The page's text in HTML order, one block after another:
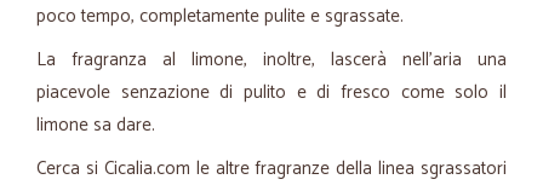
poco tempo, completamente pulite e sgrassate.
La fragranza al limone, inoltre, lascerà nell'aria una
piacevole senzazione di pulito e di fresco come solo il
limone sa dare.
Cerca si Cicalia.com le altre fragranze della linea sgrassatori